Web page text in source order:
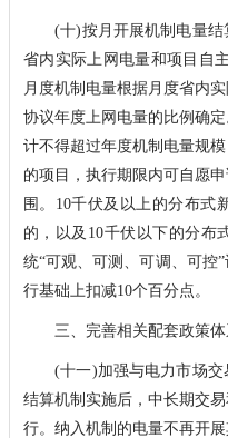
(十)按月开展机制电量结
省内实际上网电量和项目自
月度机制电量根据月度省内
协议年度上网电量的比例确
计不得超过年度机制电量规
的项目，执行期限内可自愿
围。10千伏及以上的分布式
的，以及10千伏以下的分布
统“可观、可测、可调、可控
行基础上扣减10个百分点。
三、完善相关配套政策体
(十一)加强与电力市场交
结算机制实施后，中长期交
行。纳入机制的电量不再开